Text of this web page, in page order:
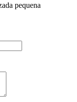
pequena